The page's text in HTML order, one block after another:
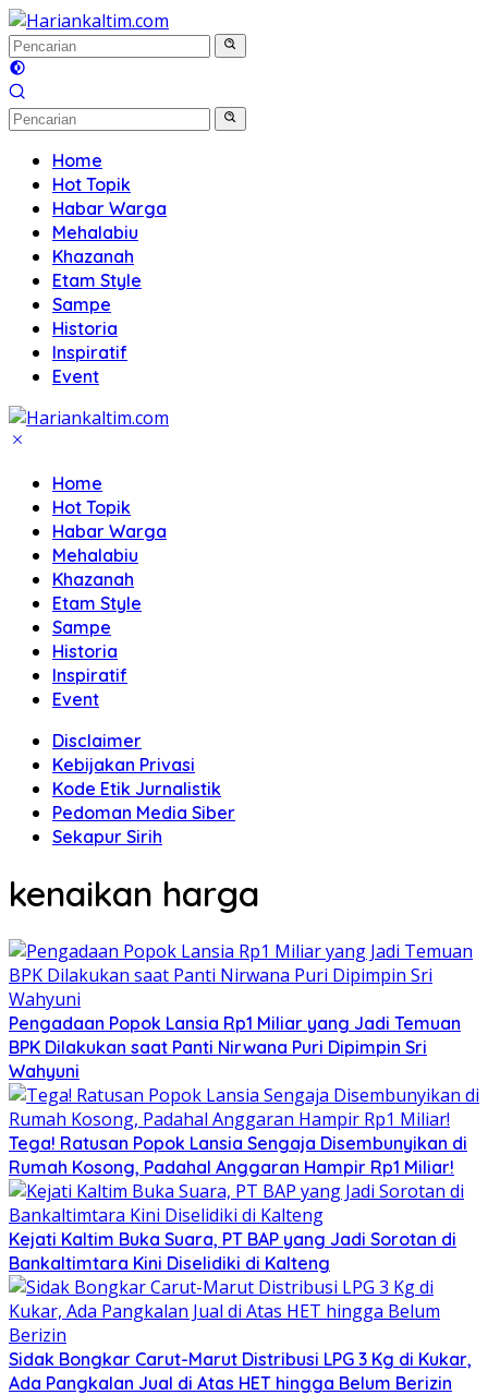
Langsung
ke
konten
Home
Hot Topik
Habar Warga
Mehalabiu
Khazanah
Etam Style
Sampe
Historia
Inspiratif
Event
Home
Hot Topik
Habar Warga
Mehalabiu
Khazanah
Etam Style
Sampe
Historia
Inspiratif
Event
Disclaimer
Kebijakan Privasi
Kode Etik Jurnalistik
Pedoman Media Siber
Sekapur Sirih
kenaikan harga
Pengadaan Popok Lansia Rp1 Miliar yang Jadi Temuan
BPK Dilakukan saat Panti Nirwana Puri Dipimpin Sri
Wahyuni
Tega! Ratusan Popok Lansia Sengaja Disembunyikan di
Rumah Kosong, Padahal Anggaran Hampir Rp1 Miliar!
Kejati Kaltim Buka Suara, PT BAP yang Jadi Sorotan di
Bankaltimtara Kini Diselidiki di Kalteng
Sidak Bongkar Carut-Marut Distribusi LPG 3 Kg di Kukar,
Ada Pangkalan Jual di Atas HET hingga Belum Berizin